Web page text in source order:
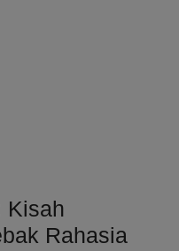
Kisah
Rahasia